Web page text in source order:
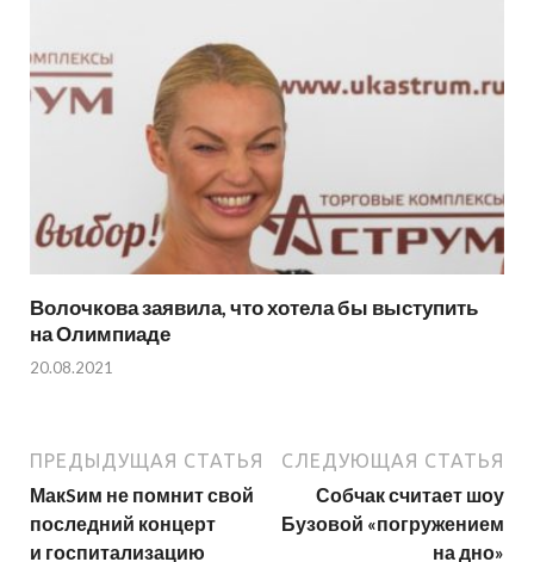
Волочкова заявила, что хотела бы выступить
на Олимпиаде
20.08.2021
ПРЕДЫДУЩАЯ СТАТЬЯ
МакSим не помнит свой
последний концерт
и госпитализацию
СЛЕДУЮЩАЯ СТАТЬЯ
Собчак считает шоу
Бузовой «погружением
на дно»